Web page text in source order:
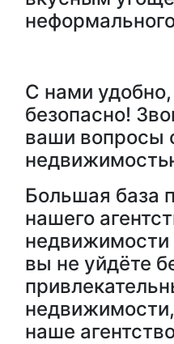
С нами
безопасно!
ваши вопросы
Большая база
нашего
недвижимости
вы не уйдёте
наше